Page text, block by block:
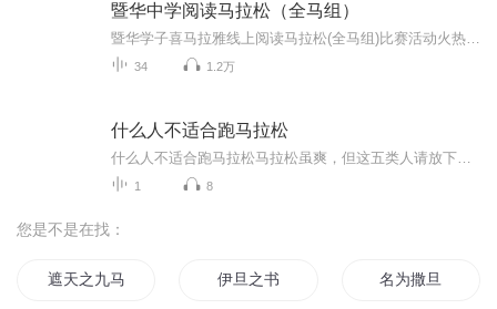
暨华中学阅读马拉松（全马组）
34 1.2万
什么人不适合跑马拉松
1 8
您是不是在找：
遮天之九马拉棺 伊旦之书 名为撒旦